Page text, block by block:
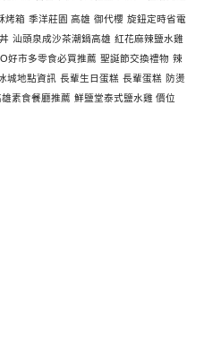
烤箱 季洋莊園 高雄 御代櫻 旋鈕定時省電
汕頭泉成沙茶潮鍋高雄 紅花麻辣鹽水雞
好市多零食必買推薦 聖誕節交換禮物 辣
城地點資訊 長輩生日蛋糕 長輩蛋糕 防燙
雄素食餐廳推薦 鮮鹽堂泰式鹽水雞 價位